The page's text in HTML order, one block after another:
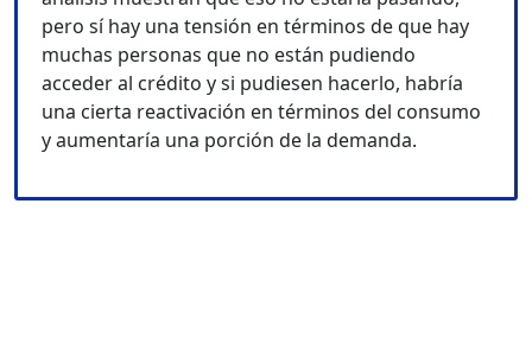
pero sí hay una tensión en términos de que hay
muchas personas que no están pudiendo
acceder al crédito y si pudiesen hacerlo, habría
una cierta reactivación en términos del consumo
y aumentaría una porción de la demanda.